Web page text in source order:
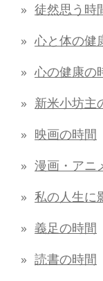
徒然思う時
心と体の健
心の健康の
新米小坊主
映画の時間
漫画・アニ
私の人生に
義足の時間
読書の時間